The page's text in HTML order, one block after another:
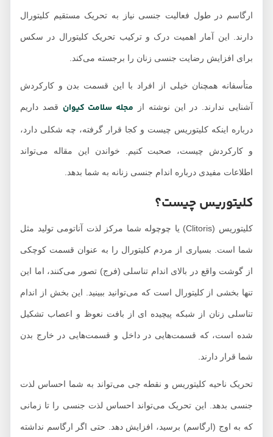
ارگاسم در طول فعالیت جنسی نیاز به تحریک مستقیم کلیتورال
دارند. این آمار اهمیت درک و ترکیب تحریک کلیتورال در سکس
برای افزایش رضایت جنسی زنان را برجسته می‌کند.
متأسفانه همچنان خیلی از افراد با این قسمت بدن و کارکردش
آشنایی ندارند. در این نوشته ازمجله سلامت کیوانقصد داریم
درباره اینکه کلیتوریس چیست و کجا قرار گرفته، چه شکلی دارد،
و کارکردش چیست، صحبت کنیم. خواندن این مقاله می‌تواند
اطلاعات مفیدی درباره اندام جنسی زنانه به شما بدهد.
کلیتوریس چیست؟
کلیتوریس (Clitoris) یا چوچوله شما مرکز لذت آناتومی تولید مثل
شما است. بسیاری از مردم کلیتورال را به عنوان قسمت کوچکی
از گوشت واقع در بالای اندام تناسلی (فرج) تصور می‌کنند، اما این
تنها بخشی از کلیتورال است که می‌توانید ببینید. این بخش از اندام
تناسلی زنان از شبکه پیچیده ای از بافت نعوظ و اعصاب تشکیل
شده است، که قسمت‌هایی در داخل و قسمت‌هایی در خارج بدن
شما قرار دارند.
تحریک ناحیه کلیتوریس و نقطه جی می‌تواند به شما احساس لذت
جنسی بدهد. این تحریک می‌تواند احساس لذت جنسی را تا زمانی
که به اوج (ارگاسم) برسید، افزایش دهد. حتی اگر ارگاسم نداشته